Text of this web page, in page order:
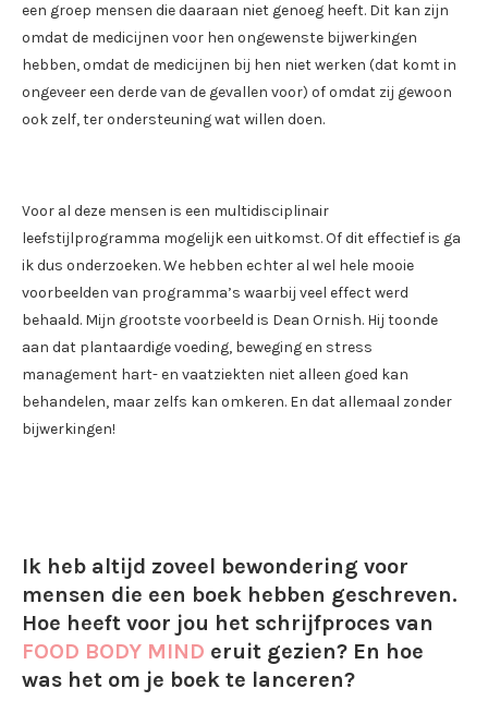
een groep mensen die daaraan niet genoeg heeft. Dit kan zijn
omdat de medicijnen voor hen ongewenste bijwerkingen
hebben, omdat de medicijnen bij hen niet werken (dat komt in
ongeveer een derde van de gevallen voor) of omdat zij gewoon
ook zelf, ter ondersteuning wat willen doen.
Voor al deze mensen is een multidisciplinair
leefstijlprogramma mogelijk een uitkomst. Of dit effectief is ga
ik dus onderzoeken. We hebben echter al wel hele mooie
voorbeelden van programma’s waarbij veel effect werd
behaald. Mijn grootste voorbeeld is Dean Ornish. Hij toonde
aan dat plantaardige voeding, beweging en stress
management hart- en vaatziekten niet alleen goed kan
behandelen, maar zelfs kan omkeren. En dat allemaal zonder
bijwerkingen!
Ik heb altijd zoveel bewondering voor
mensen die een boek hebben geschreven.
Hoe heeft voor jou het schrijfproces van
FOOD BODY MIND eruit gezien? En hoe
was het om je boek te lanceren?